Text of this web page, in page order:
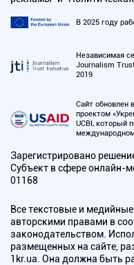
В 2025 году
Независимая
Journalism
2019
Сайт обновлен
проектом
UCBI, который
Зарегистрировано
Субъект в сфере онлайн-
01168
Все текстовые и
авторскими правами в
законодательством.
размещенных на сайте,
1kr.ua. Она должна быть